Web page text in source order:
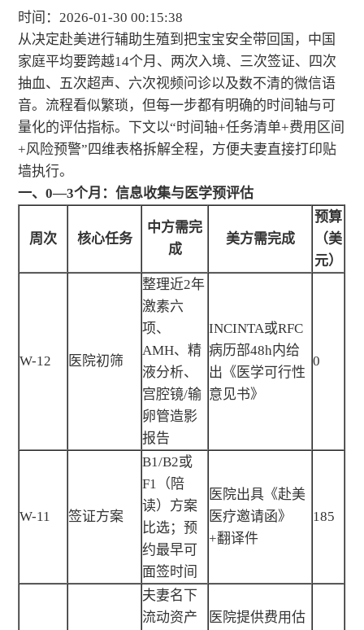
时间：2026-01-30 00:15:38
从决定赴美进行辅助生殖到把宝宝安全带回国，中国
家庭平均要跨越14个月、两次入境、三次签证、四次
抽血、五次超声、六次视频问诊以及数不清的微信语
音。流程看似繁琐，但每一步都有明确的时间轴与可
量化的评估指标。下文以“时间轴+任务清单+费用区间
+风险预警”四维表格拆解全程，方便夫妻直接打印贴
墙执行。
一、0—3个月：信息收集与医学预评估
周次 核心任务
中方需完
成
美方需完成
预算
（美
元）
W-12 医院初筛
整理近2年
激素六
项、
AMH、精
液分析、
宫腔镜/输
卵管造影
报告
INCINTA或RFC
病历部48h内给
出《医学可行性
意见书》
0
W-11 签证方案
B1/B2或
F1（陪
读）方案
比选；预
约最早可
面签时间
医院出具《赴美
医疗邀请函》
+翻译件
185
夫妻名下
流动资产
医院提供费用估